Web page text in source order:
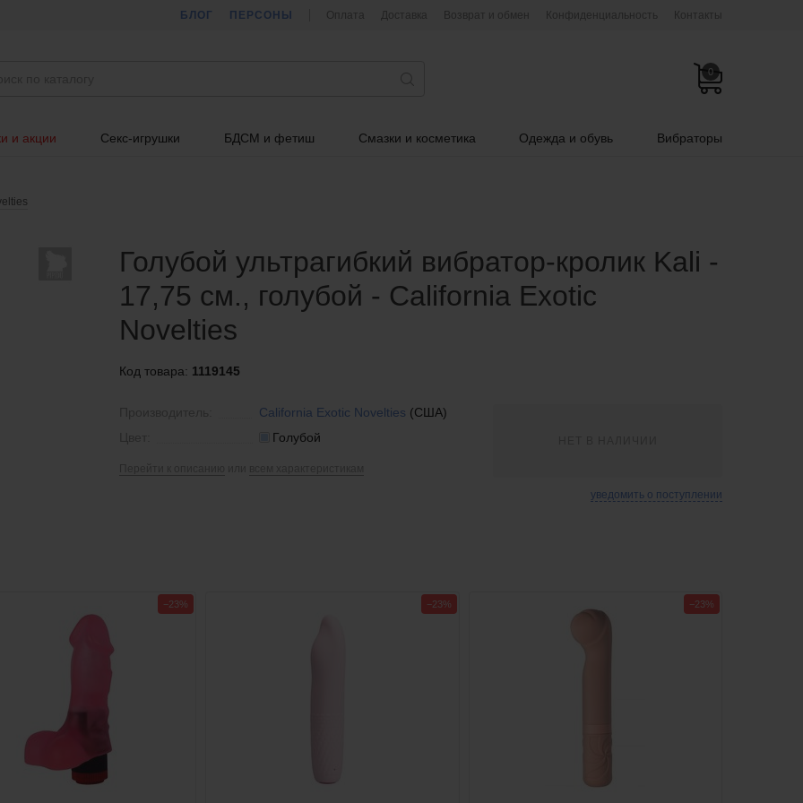
БЛОГ ПЕРСОНЫ Оплата Доставка Возврат и обмен Конфиденциальность Контакты
0
и акции Секс-игрушки БДСМ и фетиш Смазки и косметика Одежда и обувь Вибраторы
Голубой ультрагибкий вибратор-кролик Kali -
17,75 см., голубой - California Exotic
Novelties
Код товара: 1119145
California Exotic Novelties (США)
Голубой
уведомить о поступлении
−23% −23% −23%